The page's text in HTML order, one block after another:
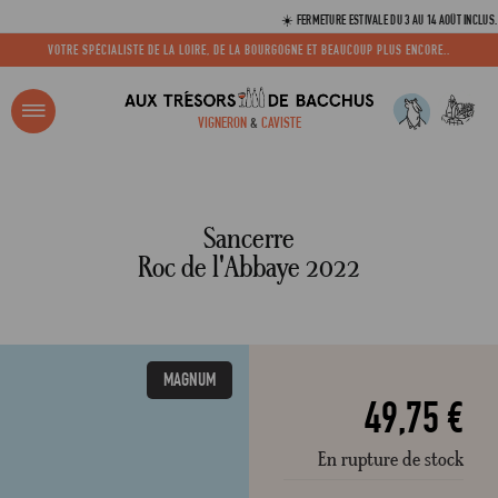
☀️ FERMETURE ESTIVALE DU 3 AU 14 AOÛT INCLUS. VOS
VOTRE SPÉCIALISTE DE LA LOIRE, DE LA BOURGOGNE ET BEAUCOUP PLUS ENCORE..
VIGNERON& CAVISTE
Mot de passe
?
MAGNUM
Sancerre
Roc de l'Abbaye 2022
49,75 €
En rupture de stock